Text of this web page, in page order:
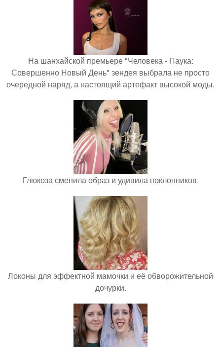
На шанхайской премьере "Человека - Паука:
Совершенно Новый День" зендея выбрала не просто
очередной наряд, а настоящий артефакт высокой моды.
Глюкоза сменила образ и удивила поклонников.
Локоны для эффектной мамочки и её обворожительной
дочурки.